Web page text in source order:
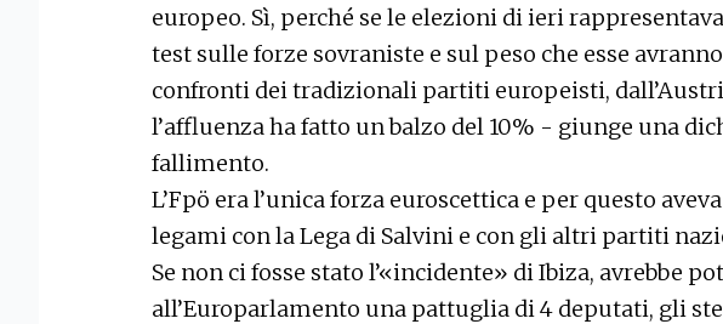
europeo. Sì, perché se le elezioni di ieri
test sulle forze sovraniste e sul peso che esse
confronti dei tradizionali partiti europeisti,
l’affluenza ha fatto un balzo del 10% - giunge una
fallimento.
L’Fpö era l’unica forza euroscettica e per questo
legami con la Lega di Salvini e con gli altri partiti
Se non ci fosse stato l’«incidente» di Ibiza, avrebbe
all’Europarlamento una pattuglia di 4 deputati, gli